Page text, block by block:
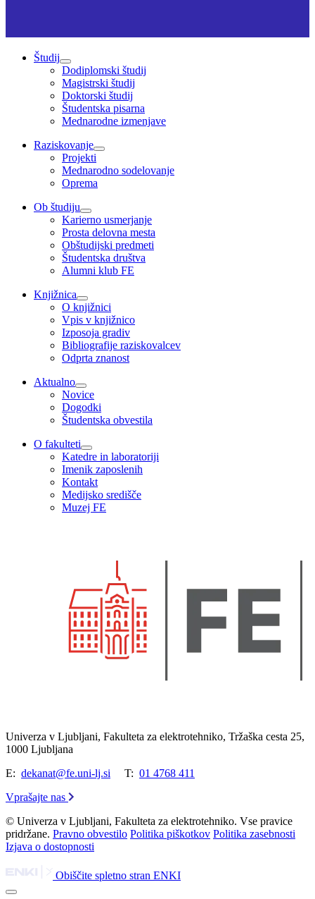
Študij
Dodiplomski študij
Magistrski študij
Doktorski študij
Študentska pisarna
Mednarodne izmenjave
Raziskovanje
Projekti
Mednarodno sodelovanje
Oprema
Ob študiju
Karierno usmerjanje
Prosta delovna mesta
Obštudijski predmeti
Študentska društva
Alumni klub FE
Knjižnica
O knjižnici
Vpis v knjižnico
Izposoja gradiv
Bibliografije raziskovalcev
Odprta znanost
Aktualno
Novice
Dogodki
Študentska obvestila
O fakulteti
Katedre in laboratoriji
Imenik zaposlenih
Kontakt
Medijsko središče
Muzej FE
Univerza v Ljubljani, Fakulteta za elektrotehniko, Tržaška cesta 25,
1000 Ljubljana
E: dekanat@fe.uni-lj.si T: 01 4768 411
Vprašajte nas
© Univerza v Ljubljani, Fakulteta za elektrotehniko. Vse pravice
pridržane. Pravno obvestilo Politika piškotkov Politika zasebnosti
Izjava o dostopnosti
Obiščite spletno stran ENKI